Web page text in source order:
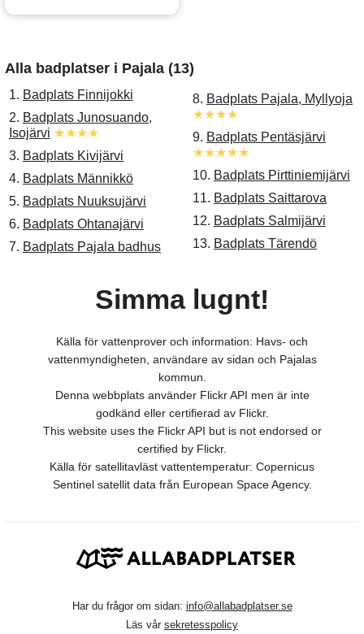
Alla badplatser i Pajala (13)
1. Badplats Finnijokki
2. Badplats Junosuando,
Isojärvi ★★★★
3. Badplats Kivijärvi
4. Badplats Männikkö
5. Badplats Nuuksujärvi
6. Badplats Ohtanajärvi
7. Badplats Pajala badhus
8. Badplats Pajala, Myllyoja
★★★★
9. Badplats Pentäsjärvi
★★★★★
10. Badplats Pirttiniemijärvi
11. Badplats Saittarova
12. Badplats Salmijärvi
13. Badplats Tärendö
Simma lugnt!
Källa för vattenprover och information: Havs- och
vattenmyndigheten, användare av sidan och Pajalas
kommun.
Denna webbplats använder Flickr API men är inte
godkänd eller certifierad av Flickr.
This website uses the Flickr API but is not endorsed or
certified by Flickr.
Källa för satellitavläst vattentemperatur: Copernicus
Sentinel satellit data från European Space Agency.
Har du frågor om sidan: info@allabadplatser.se
Läs vår sekretesspolicy